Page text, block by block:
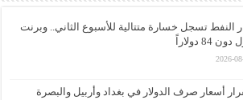
النفط تسجل خسارة متتالية للأسبوع الثاني.. وبرنت
84 دولاراً
2026-
أسعار صرف الدولار في بغداد وأربيل والبصرة